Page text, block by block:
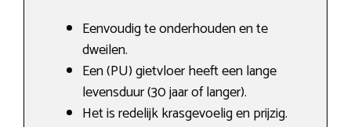
Eenvoudig te onderhouden en te
dweilen.
Een (PU) gietvloer heeft een lange
levensduur (30 jaar of langer).
Het is redelijk krasgevoelig en prijzig.